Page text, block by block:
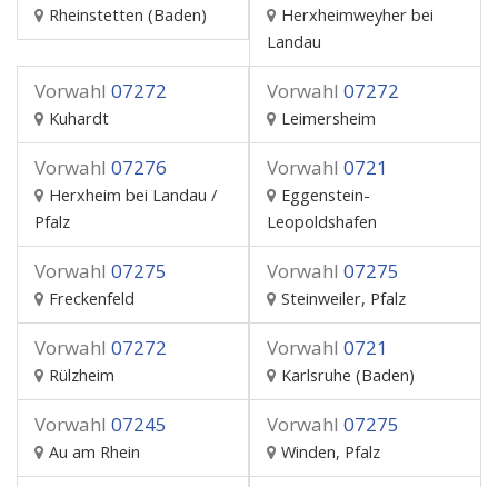
Rheinstetten (Baden)
Herxheimweyher bei
Landau
Vorwahl 07272
Kuhardt
Vorwahl 07272
Leimersheim
Vorwahl 07276
Herxheim bei Landau /
Pfalz
Vorwahl 0721
Eggenstein-
Leopoldshafen
Vorwahl 07275
Freckenfeld
Vorwahl 07275
Steinweiler, Pfalz
Vorwahl 07272
Rülzheim
Vorwahl 0721
Karlsruhe (Baden)
Vorwahl 07245
Au am Rhein
Vorwahl 07275
Winden, Pfalz